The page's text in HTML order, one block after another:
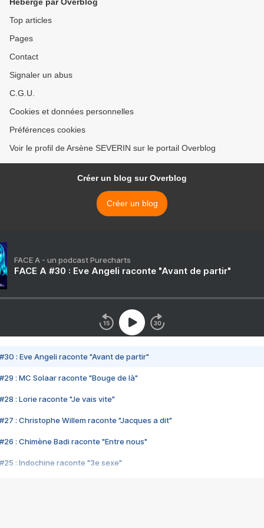
Top articles
Pages
Contact
Signaler un abus
C.G.U.
Cookies et données personnelles
Préférences cookies
Voir le profil de Arsène SEVERIN sur le portail Overblog
Créer un blog sur Overblog
Créer un blog
FACE A - un podcast Purecharts
FACE A #30 : Eve Angeli raconte "Avant de partir"
#30 : Eve Angeli raconte "Avant de partir"
#29 : MC Solaar raconte "Bouge de là"
#28 : Lorie raconte "Je vais vite"
#27 : Christophe Willem raconte "Jacques a dit"
#26 : Chimène Badi raconte "Entre nous"
#25 : Indochine raconte "3e sexe"